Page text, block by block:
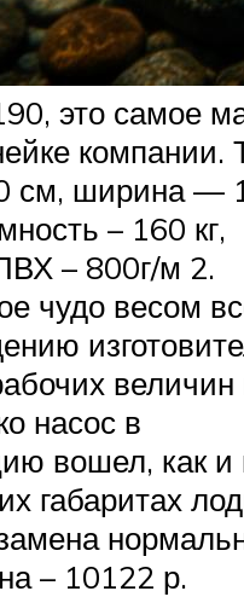
это самое
компании.
см, ширина —
– 160 кг,
– 800г/м 2.
чудо весом
насос в
вошел, как и
габаритах
– 10122 р.